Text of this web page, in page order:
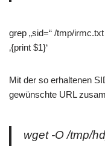
grep „sid=“ /tmp/irmc.txt
‚{print $1}‘
Mit der so erhaltenen
gewünschte URL
wget -O /tmp/